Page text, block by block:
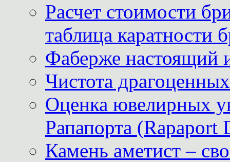
Расчет стоимости
таблица каратности
Фаберже настоящий
Чистота
Оценка ювелирных
Рапапорта (Rapaport
Камень аметист –